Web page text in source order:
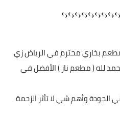
بخاري محترم في الرياض زي
لله ( مطعم ناز ) الأفضل في
الجودة وأهم شي لا تأثر الزحمة